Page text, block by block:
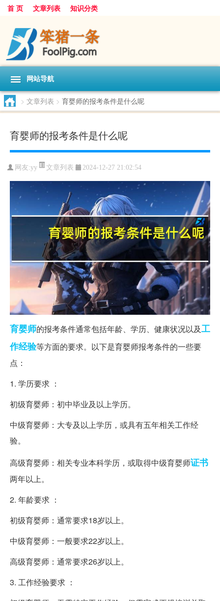
首 页 文章列表 知识分类
网站导航
> 文章列表 > 育婴师的报考条件是什么呢
育婴师的报考条件是什么呢
网友:yy 文章列表 2024-12-27 21:02:54
育婴师的报考条件通常包括年龄、学历、健康状况以及工
作经验等方面的要求。以下是育婴师报考条件的一些要
点：
1. 学历要求 ：
初级育婴师：初中毕业及以上学历。
中级育婴师：大专及以上学历，或具有五年相关工作经
验。
高级育婴师：相关专业本科学历，或取得中级育婴师证书
两年以上。
2. 年龄要求 ：
初级育婴师：通常要求18岁以上。
中级育婴师：一般要求22岁以上。
高级育婴师：通常要求26岁以上。
3. 工作经验要求 ：